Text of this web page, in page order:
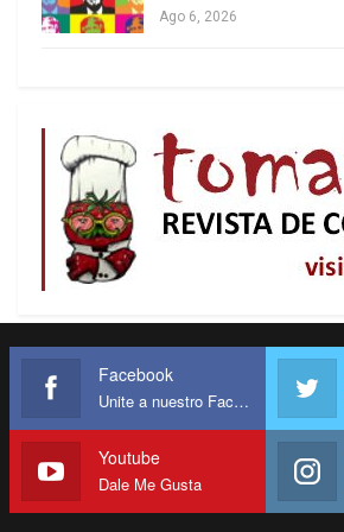
su último Discurso sobre el
un veterano de la guerra de
combatiente del Día D de 107
superviviente de Pearl Harbor y
que fueron recibidos con cantos
U.S.A!”.
edad dorada de Estados Unidos
julio, declaramos —tal como lo
siglos y medio— que, por nuestro
nuestros hijos y por la causa de
llevaremos a nuestra nación a
Ago 6, 2026
Facebook
Unite a nuestro Facebook
Youtube
Dale Me Gusta